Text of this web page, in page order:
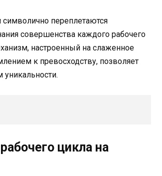
переплетаются
совершенства каждого рабочего
настроенный на слаженное
к превосходству, позволяет
цикла на